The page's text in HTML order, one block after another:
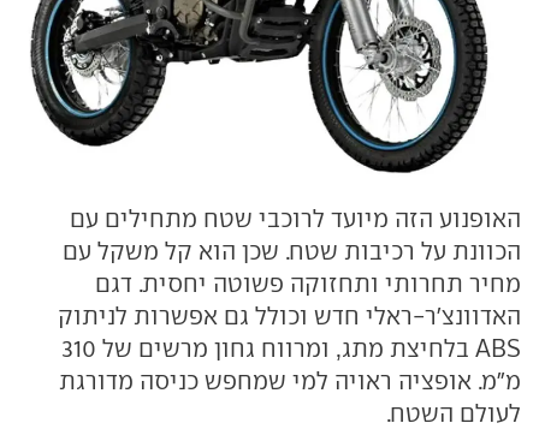
האופנוע הזה מיועד לרוכבי שטח מתחילים עם
הכוונת על רכיבות שטח. שכן הוא קל משקל עם
מחיר תחרותי ותחזוקה פשוטה יחסית. דגם
האדוונצ'ר-ראלי חדש וכולל גם אפשרות לניתוק
ABS בלחיצת מתג, ומרווח גחון מרשים של 310
מ"מ. אופציה ראויה למי שמחפש כניסה מדורגת
לעולם השטח.